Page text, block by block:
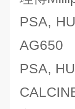
PSA,
AG650
PSA,